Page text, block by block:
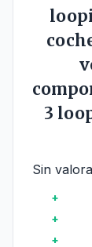
3
Sin